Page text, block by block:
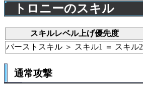
トロニーのスキル
スキルレベル上げ優先度
バーストスキル ＞ スキル1 ＝ スキル2
通常攻撃